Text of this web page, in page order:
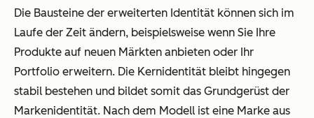
Die Bausteine der erweiterten Identität können sich im
Laufe der Zeit ändern, beispielsweise wenn Sie Ihre
Produkte auf neuen Märkten anbieten oder Ihr
Portfolio erweitern. Die Kernidentität bleibt hingegen
stabil bestehen und bildet somit das Grundgerüst der
Markenidentität. Nach dem Modell ist eine Marke aus